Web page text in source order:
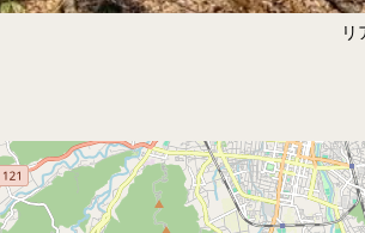
リ